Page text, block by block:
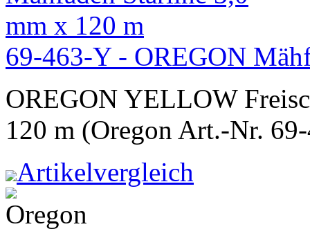
69-463-Y - OREGON
OREGON YELLOW
120 m (Oregon Art.-Nr.
Artikelvergleich